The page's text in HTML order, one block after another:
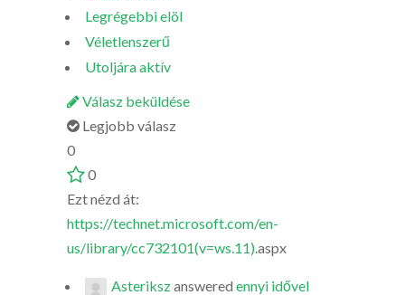
Legrégebbi elöl
Véletlenszerű
Utoljára aktív
Válasz beküldése
Legjobb válasz
0
0
Ezt nézd át:
https://technet.microsoft.com/en-
us/library/cc732101(v=ws.11).aspx
Asterikszanswered ennyi idővel